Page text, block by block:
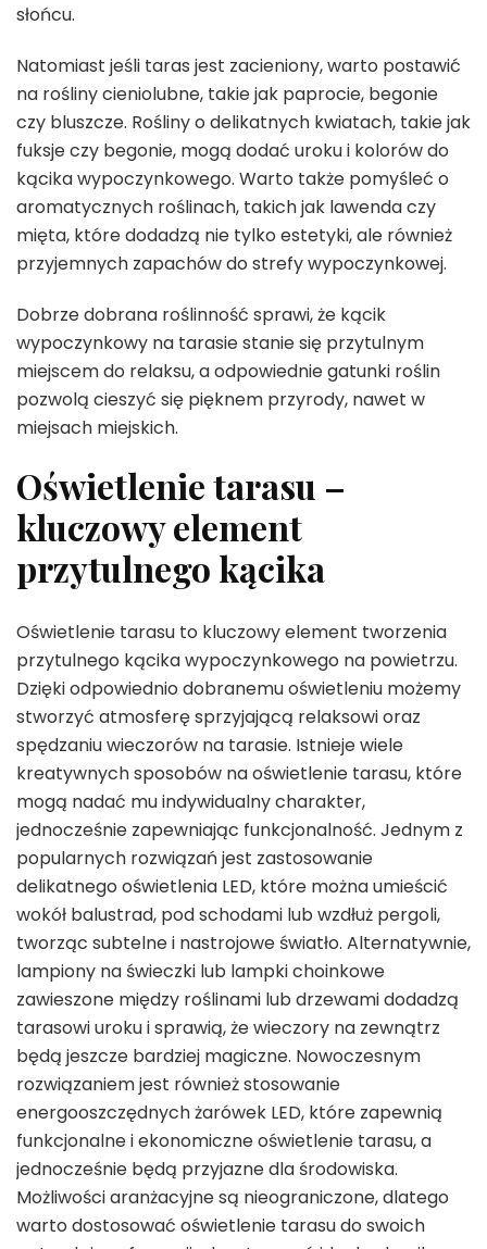
słońcu.
Natomiast jeśli taras jest zacieniony, warto postawić
na rośliny cieniolubne, takie jak paprocie, begonie
czy bluszcze. Rośliny o delikatnych kwiatach, takie jak
fuksje czy begonie, mogą dodać uroku i kolorów do
kącika wypoczynkowego. Warto także pomyśleć o
aromatycznych roślinach, takich jak lawenda czy
mięta, które dodadzą nie tylko estetyki, ale również
przyjemnych zapachów do strefy wypoczynkowej.
Dobrze dobrana roślinność sprawi, że kącik
wypoczynkowy na tarasie stanie się przytulnym
miejscem do relaksu, a odpowiednie gatunki roślin
pozwolą cieszyć się pięknem przyrody, nawet w
miejsach miejskich.
Oświetlenie tarasu –
kluczowy element
przytulnego kącika
Oświetlenie tarasu to kluczowy element tworzenia
przytulnego kącika wypoczynkowego na powietrzu.
Dzięki odpowiednio dobranemu oświetleniu możemy
stworzyć atmosferę sprzyjającą relaksowi oraz
spędzaniu wieczorów na tarasie. Istnieje wiele
kreatywnych sposobów na oświetlenie tarasu, które
mogą nadać mu indywidualny charakter,
jednocześnie zapewniając funkcjonalność. Jednym z
popularnych rozwiązań jest zastosowanie
delikatnego oświetlenia LED, które można umieścić
wokół balustrad, pod schodami lub wzdłuż pergoli,
tworząc subtelne i nastrojowe światło. Alternatywnie,
lampiony na świeczki lub lampki choinkowe
zawieszone między roślinami lub drzewami dodadzą
tarasowi uroku i sprawią, że wieczory na zewnątrz
będą jeszcze bardziej magiczne. Nowoczesnym
rozwiązaniem jest również stosowanie
energooszczędnych żarówek LED, które zapewnią
funkcjonalne i ekonomiczne oświetlenie tarasu, a
jednocześnie będą przyjazne dla środowiska.
Możliwości aranżacyjne są nieograniczone, dlatego
warto dostosować oświetlenie tarasu do swoich